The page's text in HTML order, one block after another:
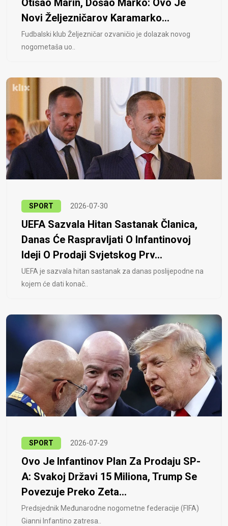
Otišao Marin, Došao Marko: Ovo Je
Novi Željezničarov Karamarko...
Fudbalski klub Željezničar ozvaničio je dolazak novog
nogometaša uo..
SPORT 2026-07-30
UEFA Sazvala Hitan Sastanak Članica,
Danas Će Raspravljati O Infantinovoj
Ideji O Prodaji Svjetskog Prv...
UEFA je sazvala hitan sastanak za danas poslijepodne na
kojem će dati konač..
SPORT 2026-07-29
Ovo Je Infantinov Plan Za Prodaju SP-
A: Svakoj Državi 15 Miliona, Trump Se
Povezuje Preko Zeta...
Predsjednik Međunarodne nogometne federacije (FIFA)
Gianni Infantino zatresa..